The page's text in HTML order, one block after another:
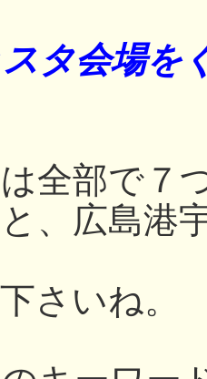
タ会場を
は全部
、広島港
さいね。